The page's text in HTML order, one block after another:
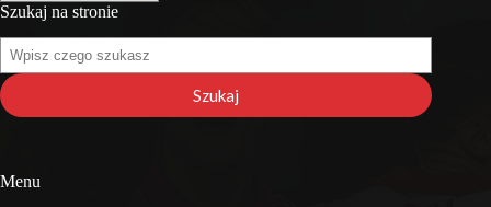
Szukaj na stronie
Szukaj
na
stronie
Szukaj
Menu